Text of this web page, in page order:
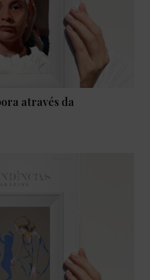
através da